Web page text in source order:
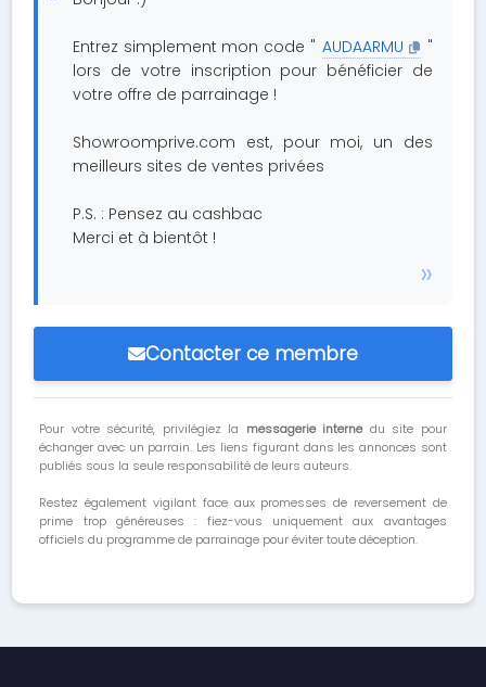
Entrez simplement mon code " AUDAARMU
"
lors de votre inscription pour bénéficier de
votre offre de parrainage !
Showroomprive.com est, pour moi, un des
meilleurs sites de ventes privées
P.S. : Pensez au cashbac
Merci et à bientôt !
Contacter ce membre
Pour votre sécurité, privilégiez la messagerie internedu site pour
échanger avec un parrain. Les liens figurant dans les annonces sont
publiés sous la seule responsabilité de leurs auteurs.
Restez également vigilant face aux promesses de reversement de
prime trop généreuses : fiez-vous uniquement aux avantages
officiels du programme de parrainage pour éviter toute déception.